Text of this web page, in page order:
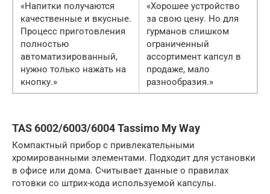
«Напитки получаются
качественные и вкусные.
Процесс приготовления
полностью
автоматизированный,
нужно только нажать на
кнопку.»
«Хорошее устройство
за свою цену. Но для
гурманов слишком
ограниченный
ассортимент капсул в
продаже, мало
разнообразия.»
TAS 6002/6003/6004 Tassimo My Way
Компактный прибор с привлекательными
хромированными элементами. Подходит для установки
в офисе или дома. Считывает данные о правилах
готовки со штрих-кода используемой капсулы.